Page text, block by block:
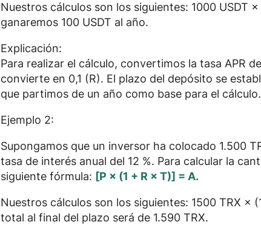
Nuestros cálculos son los siguientes: 1000 USDT ×
ganaremos 100 USDT al año.
Explicación:
Para realizar el cálculo, convertimos la tasa APR
convierte en 0,1 (R). El plazo del depósito se
que partimos de un año como base para el cálculo.
Ejemplo 2:
Supongamos que un inversor ha colocado 1.500
tasa de interés anual del 12 %. Para calcular la
siguiente fórmula: [P × (1 + R × T)] = A.
Nuestros cálculos son los siguientes: 1500 TRX ×
total al final del plazo será de 1.590 TRX.